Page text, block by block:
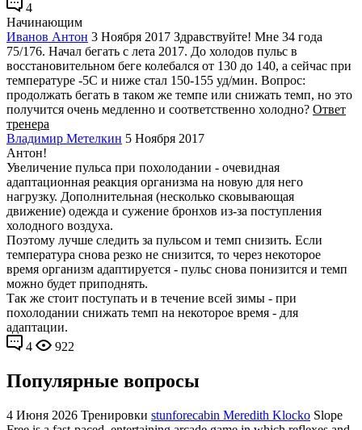
4
Начинающим
Иванов Антон 3 Ноября 2017 Здравствуйте! Мне 34 года
75/176. Начал бегать с лета 2017. До холодов пульс в
восстановительном беге колебался от 130 до 140, а сейчас при
температуре -5С и ниже стал 150-155 уд/мин. Вопрос:
продолжать бегать в таком же темпе или снижать темп, но это
получится очень медленно и соответственно холодно? Ответ
тренера
Владимир Метелкин 5 Ноября 2017
Антон!
Увеличение пульса при похолодании - очевидная
адаптационная реакция организма на новую для него
нагрузку. Дополнительная (несколько сковывающая
движение) одежда и сужение бронхов из-за поступления
холодного воздуха.
Поэтому лучше следить за пульсом и темп снизить. Если
температура снова резко не снизится, то через некоторое
время организм адаптируется - пульс снова понизится и темп
можно будет приподнять.
Так же стоит поступать и в течение всей зимы - при
похолодании снижать темп на некоторое время - для
адаптации.
4
922
Популярные вопросы
4 Июня 2026 Тренировки stunforecabin Meredith Klocko Slope